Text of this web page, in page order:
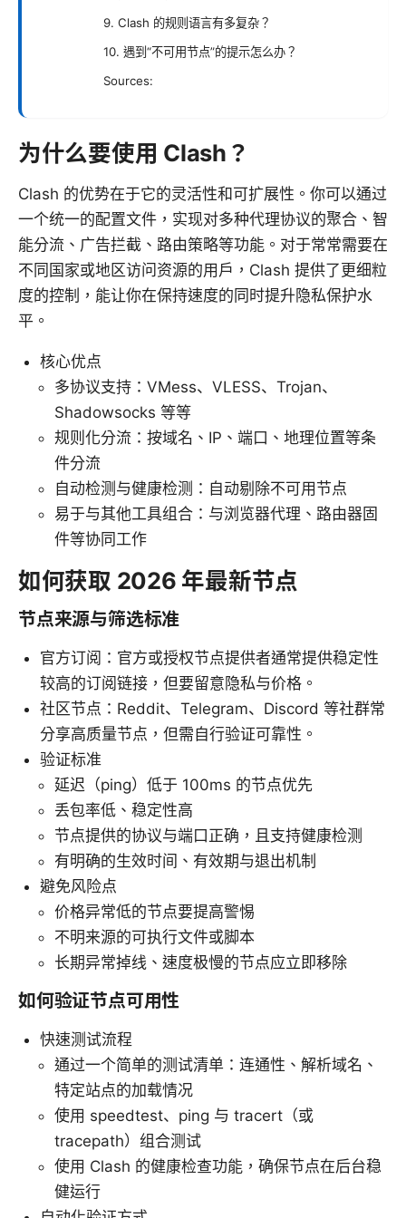
9. Clash 的规则语言有多复杂？
10. 遇到“不可用节点”的提示怎么办？
Sources:
为什么要使用 Clash？
Clash 的优势在于它的灵活性和可扩展性。你可以通过
一个统一的配置文件，实现对多种代理协议的聚合、智
能分流、广告拦截、路由策略等功能。对于常常需要在
不同国家或地区访问资源的用户，Clash 提供了更细粒
度的控制，能让你在保持速度的同时提升隐私保护水
平。
核心优点
多协议支持：VMess、VLESS、Trojan、
Shadowsocks 等等
规则化分流：按域名、IP、端口、地理位置等条
件分流
自动检测与健康检测：自动剔除不可用节点
易于与其他工具组合：与浏览器代理、路由器固
件等协同工作
如何获取 2026 年最新节点
节点来源与筛选标准
官方订阅：官方或授权节点提供者通常提供稳定性
较高的订阅链接，但要留意隐私与价格。
社区节点：Reddit、Telegram、Discord 等社群常
分享高质量节点，但需自行验证可靠性。
验证标准
延迟（ping）低于 100ms 的节点优先
丢包率低、稳定性高
节点提供的协议与端口正确，且支持健康检测
有明确的生效时间、有效期与退出机制
避免风险点
价格异常低的节点要提高警惕
不明来源的可执行文件或脚本
长期异常掉线、速度极慢的节点应立即移除
如何验证节点可用性
快速测试流程
通过一个简单的测试清单：连通性、解析域名、
特定站点的加载情况
使用 speedtest、ping 与 tracert（或
tracepath）组合测试
使用 Clash 的健康检查功能，确保节点在后台稳
健运行